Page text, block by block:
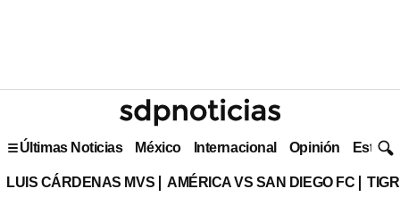
Últimas Noticias México Internacional Opinión Estilo
LUIS CÁRDENAS MVS AMÉRICA VS SAN DIEGO FC